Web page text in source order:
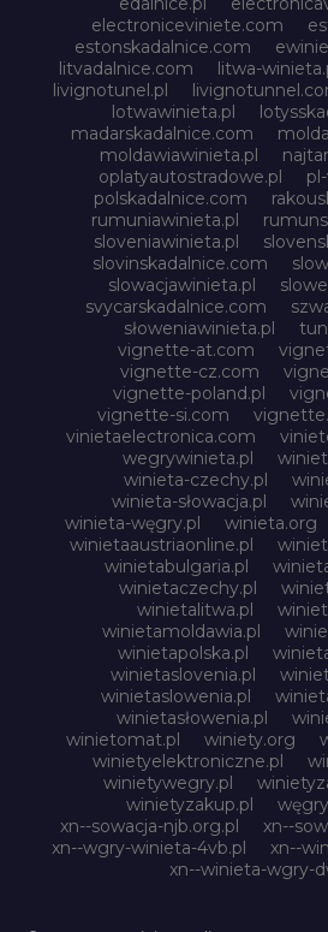
electroniceviniete.com
estonskadalnice.com
litvadalnice.com
litwa-
livignotunel.pl
lotwawinieta.pl
madarskadalnice.com
moldawiawinieta.pl
oplatyautostradowe.pl
polskadalnice.com
rumuniawinieta.pl
sloveniawinieta.pl
slovinskadalnice.com
slowacjawinieta.pl
svycarskadalnice.com
słoweniawinieta.pl
vignette-at.com
vignette-cz.com
vignette-poland.pl
vignette-si.com
vinietaelectronica.com
wegrywinieta.pl
winieta-czechy.pl
winieta-słowacja.pl
winieta-węgry.pl
winieta.org
winietaaustriaonline.pl
winietabulgaria.pl
winietaczechy.pl
winietalitwa.pl
winietamoldawia.pl
winietapolska.pl
winietaslovenia.pl
winietaslowenia.pl
winietasłowenia.pl
winietomat.pl
winiety.org
winietyelektroniczne.pl
winietywegry.pl
winietyzakup.pl
xn--sowacja-njb.org.pl
xn--
xn--wgry-winieta-4vb.pl
xn--
xn--winieta-wgry-